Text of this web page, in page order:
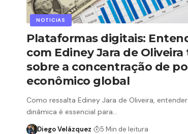
NOTICIAS
Plataformas digitais:
com Ediney Jara de
sobre a concentração de
econômico global
Como ressalta Ediney Jara de Oliveira,
dinâmica é essencial para…
Diego Velázquez 5 Min de leitura